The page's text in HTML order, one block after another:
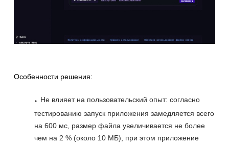
Особенности решения:
Не влияет на пользовательский опыт: согласно
тестированию запуск приложения замедляется всего
на 600 мс, размер файла увеличивается не более
чем на 2 % (около 10 МБ), при этом приложение